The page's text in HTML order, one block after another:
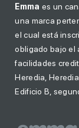
Emma es un
una marca
el cual está
obligado bajo el
facilidades
Heredia,
Edificio B,